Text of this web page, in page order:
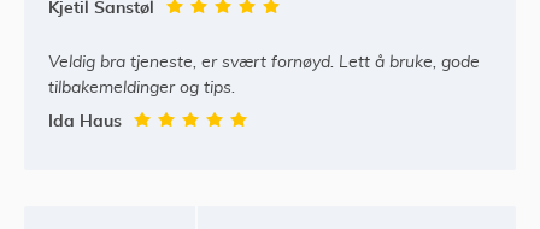
Kjetil Sanstøl
Veldig bra tjeneste, er svært fornøyd. Lett å bruke, gode
tilbakemeldinger og tips.
Ida Haus